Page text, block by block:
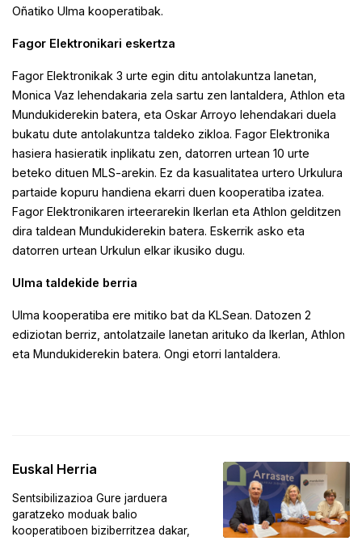
Oñatiko Ulma kooperatibak.
Fagor Elektronikari eskertza
Fagor Elektronikak 3 urte egin ditu antolakuntza lanetan,
Monica Vaz lehendakaria zela sartu zen lantaldera, Athlon eta
Mundukiderekin batera, eta Oskar Arroyo lehendakari duela
bukatu dute antolakuntza taldeko zikloa. Fagor Elektronika
hasiera hasieratik inplikatu zen, datorren urtean 10 urte
beteko dituen MLS-arekin. Ez da kasualitatea urtero Urkulura
partaide kopuru handiena ekarri duen kooperatiba izatea.
Fagor Elektronikaren irteerarekin Ikerlan eta Athlon gelditzen
dira taldean Mundukiderekin batera. Eskerrik asko eta
datorren urtean Urkulun elkar ikusiko dugu.
Ulma taldekide berria
Ulma kooperatiba ere mitiko bat da KLSean. Datozen 2
ediziotan berriz, antolatzaile lanetan arituko da Ikerlan, Athlon
eta Mundukiderekin batera. Ongi etorri lantaldera.
Euskal Herria
Sentsibilizazioa Gure jarduera
garatzeko moduak balio
kooperatiboen biziberritzea dakar,